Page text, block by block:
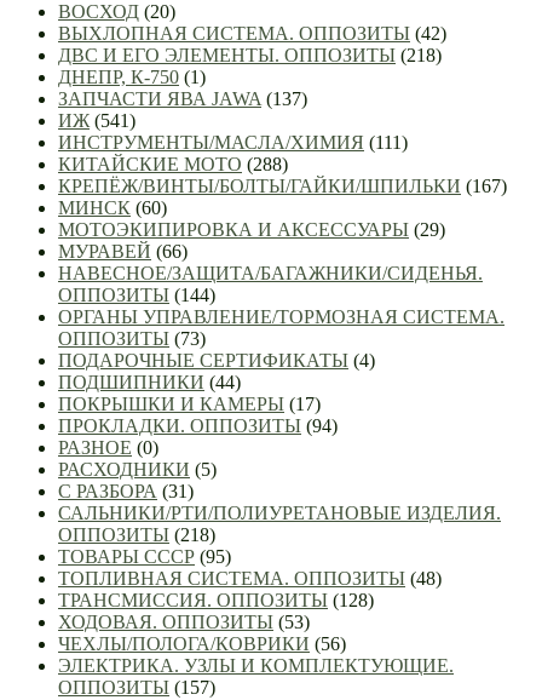
ВОСХОД (20)
ВЫХЛОПНАЯ СИСТЕМА. ОППОЗИТЫ (42)
ДВС И ЕГО ЭЛЕМЕНТЫ. ОППОЗИТЫ (218)
ДНЕПР, К-750 (1)
ЗАПЧАСТИ ЯВА JAWA (137)
ИЖ (541)
ИНСТРУМЕНТЫ/МАСЛА/ХИМИЯ (111)
КИТАЙСКИЕ МОТО (288)
КРЕПЁЖ/ВИНТЫ/БОЛТЫ/ГАЙКИ/ШПИЛЬКИ (167)
МИНСК (60)
МОТОЭКИПИРОВКА И АКСЕССУАРЫ (29)
МУРАВЕЙ (66)
НАВЕСНОЕ/ЗАЩИТА/БАГАЖНИКИ/СИДЕНЬЯ.
ОППОЗИТЫ (144)
ОРГАНЫ УПРАВЛЕНИЕ/ТОРМОЗНАЯ СИСТЕМА.
ОППОЗИТЫ (73)
ПОДАРОЧНЫЕ СЕРТИФИКАТЫ (4)
ПОДШИПНИКИ (44)
ПОКРЫШКИ И КАМЕРЫ (17)
ПРОКЛАДКИ. ОППОЗИТЫ (94)
РАЗНОЕ (0)
РАСХОДНИКИ (5)
С РАЗБОРА (31)
САЛЬНИКИ/РТИ/ПОЛИУРЕТАНОВЫЕ ИЗДЕЛИЯ.
ОППОЗИТЫ (218)
ТОВАРЫ СССР (95)
ТОПЛИВНАЯ СИСТЕМА. ОППОЗИТЫ (48)
ТРАНСМИССИЯ. ОППОЗИТЫ (128)
ХОДОВАЯ. ОППОЗИТЫ (53)
ЧЕХЛЫ/ПОЛОГА/КОВРИКИ (56)
ЭЛЕКТРИКА. УЗЛЫ И КОМПЛЕКТУЮЩИЕ.
ОППОЗИТЫ (157)